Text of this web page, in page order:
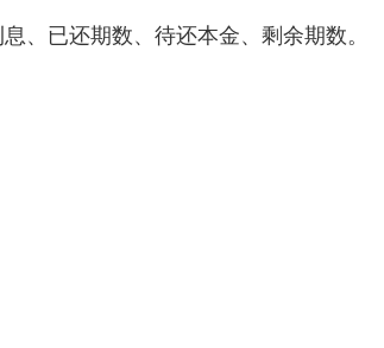
、已还期数、待还本金、剩余期数。